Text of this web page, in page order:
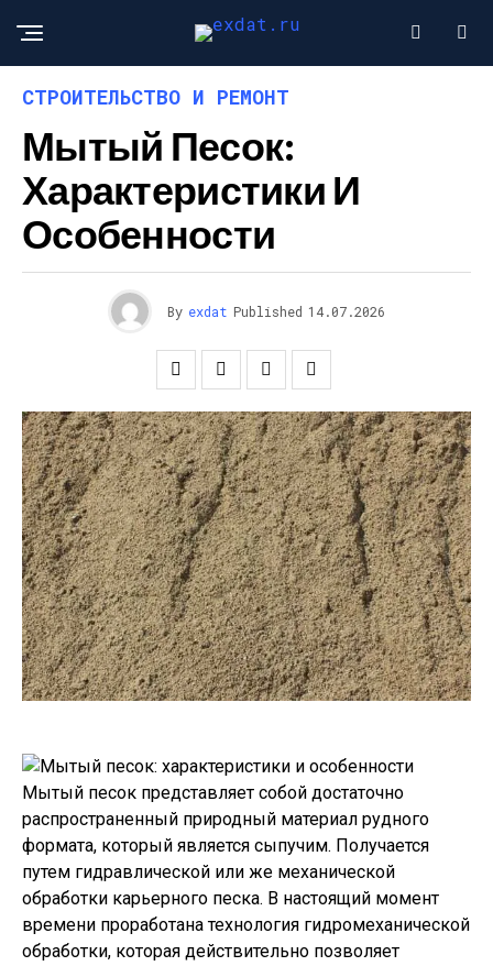
СТРОИТЕЛЬСТВО И РЕМОНТ
Мытый Песок:
Характеристики И
Особенности
By exdat Published 14.07.2026
Мытый песок представляет собой достаточно
распространенный природный материал рудного
формата, который является сыпучим. Получается
путем гидравлической или же механической
обработки карьерного песка. В настоящий момент
времени проработана технология гидромеханической
обработки, которая действительно позволяет